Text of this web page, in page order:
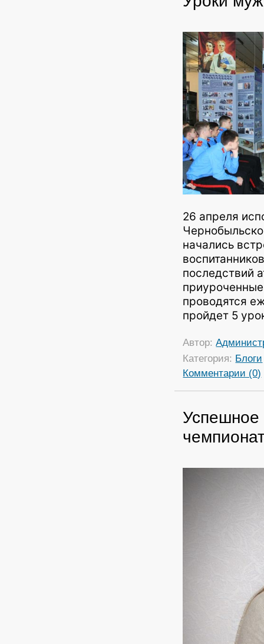
26 апреля
начались
последствий
проводятся
пройдет 5
Автор:
Категория: Блоги
Комментарии (0)
Успешное